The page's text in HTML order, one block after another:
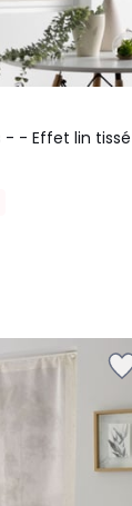
Paire de petits voilages - - Effet lin tissé